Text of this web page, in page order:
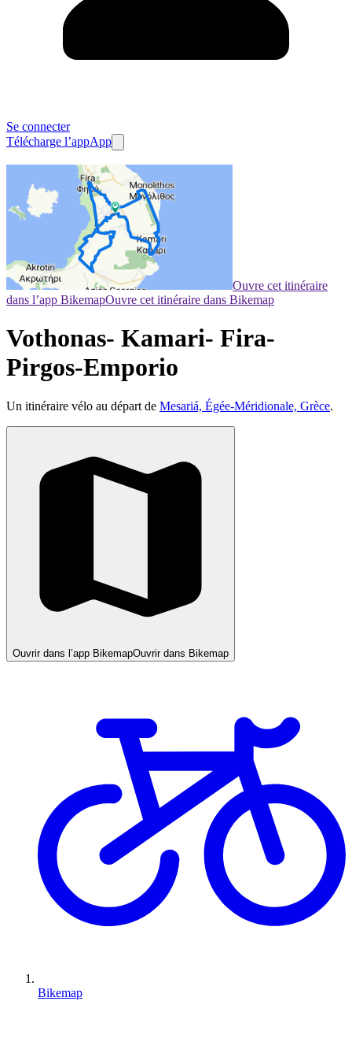
Se connecter
Télécharge l’appApp
Ouvre cet itinéraire
dans l’app BikemapOuvre cet itinéraire dans Bikemap
Vothonas- Kamari- Fira-
Pirgos-Emporio
Un itinéraire vélo au départ de Mesariá, Égée-Méridionale, Grèce.
Ouvrir dans l’app BikemapOuvrir dans Bikemap
Bikemap